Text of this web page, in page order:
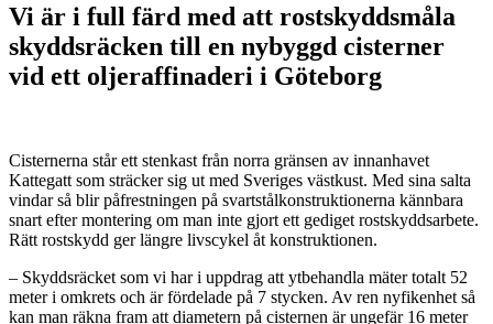
Vi är i full färd med att rostskyddsmåla
skyddsräcken till en nybyggd cisterner
vid ett oljeraffinaderi i Göteborg
Cisternerna står ett stenkast från norra gränsen av innanhavet
Kattegatt som sträcker sig ut med Sveriges västkust. Med sina salta
vindar så blir påfrestningen på svartstålkonstruktionerna kännbara
snart efter montering om man inte gjort ett gediget rostskyddsarbete.
Rätt rostskydd ger längre livscykel åt konstruktionen.
– Skyddsräcket som vi har i uppdrag att ytbehandla mäter totalt 52
meter i omkrets och är fördelade på 7 stycken. Av ren nyfikenhet så
kan man räkna fram att diametern på cisternen är ungefär 16 meter